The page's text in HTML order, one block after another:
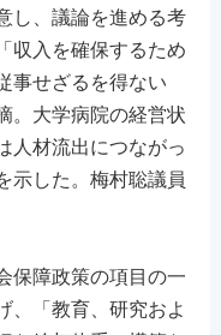
し、議論を進める考
収入を確保するため
事せざるを得ない
。大学病院の経営状
人材流出につながっ
示した。梅村聡議員
保障政策の項目の一
、「教育、研究およ